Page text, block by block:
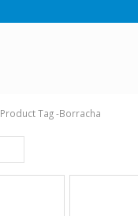
Product Tag -Borracha